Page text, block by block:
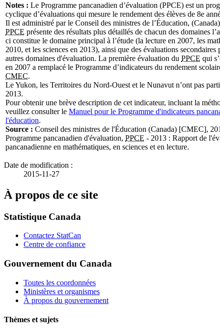
Notes : Le Programme pancanadien d’évaluation (PPCE) est un
cyclique d’évaluations qui mesure le rendement des élèves de 8e
Il est administré par le Conseil des ministres de l’Éducation,
PPCE présente des résultats plus détaillés de chacun des domaines
ci constitue le domaine principal à l’étude (la lecture en 2007, les
2010, et les sciences en 2013), ainsi que des évaluations secondaires
autres domaines d'évaluation. La première évaluation du PPCE qui
en 2007 a remplacé le Programme d’indicateurs du rendement
CMEC.
Le Yukon, les Territoires du Nord-Ouest et le Nunavut n’ont pas
2013.
Pour obtenir une brève description de cet indicateur, incluant la
veuillez consulter le Manuel pour le Programme d'indicateurs
l'éducation.
Source : Conseil des ministres de l'Éducation (Canada) [CMEC],
Programme pancanadien d'évaluation, PPCE - 2013 : Rapport de
pancanadienne en mathématiques, en sciences et en lecture.
Date de modification :
2015-11-27
À propos de ce site
Statistique Canada
Contactez StatCan
Centre de confiance
Gouvernement du Canada
Toutes les coordonnées
Ministères et organismes
À propos du gouvernement
Thèmes et sujets